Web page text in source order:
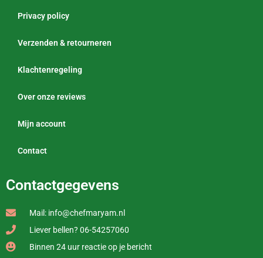
Privacy policy
Verzenden & retourneren
Klachtenregeling
Over onze reviews
Mijn account
Contact
Contactgegevens
Mail: info@chefmaryam.nl
Liever bellen? 06-54257060
Binnen 24 uur reactie op je bericht